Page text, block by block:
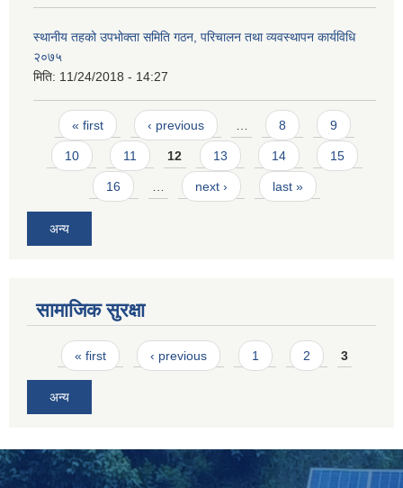
स्थानीय तहको उपभोक्ता समिति गठन, परिचालन तथा व्यवस्थापन कार्यविधि
२०७५
मिति: 11/24/2018 - 14:27
Pages
« first ‹ previous … 8 9
10 11 12 13 14 15
16 … next › last »
अन्य
सामाजिक सुरक्षा
Pages
« first ‹ previous 1 2 3
अन्य